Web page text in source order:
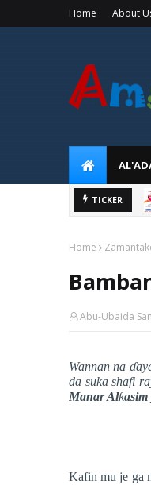
Home About
TICKER
Home
Abu-Ubaida
Wannan na ɗ
da suka shafi
Manar Alƙasim
Kafin mu je ga